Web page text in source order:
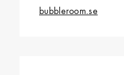
bubbleroom.se